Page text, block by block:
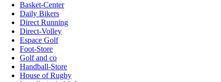
Basket-Center
Daily Bikers
Direct Running
Direct-Volley
Espace Golf
Foot-Store
Golf and co
Handball-Store
House of Rugby